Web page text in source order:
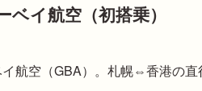
ベイ航空（初搭乗）
航空（GBA）。札幌⇔香港の直